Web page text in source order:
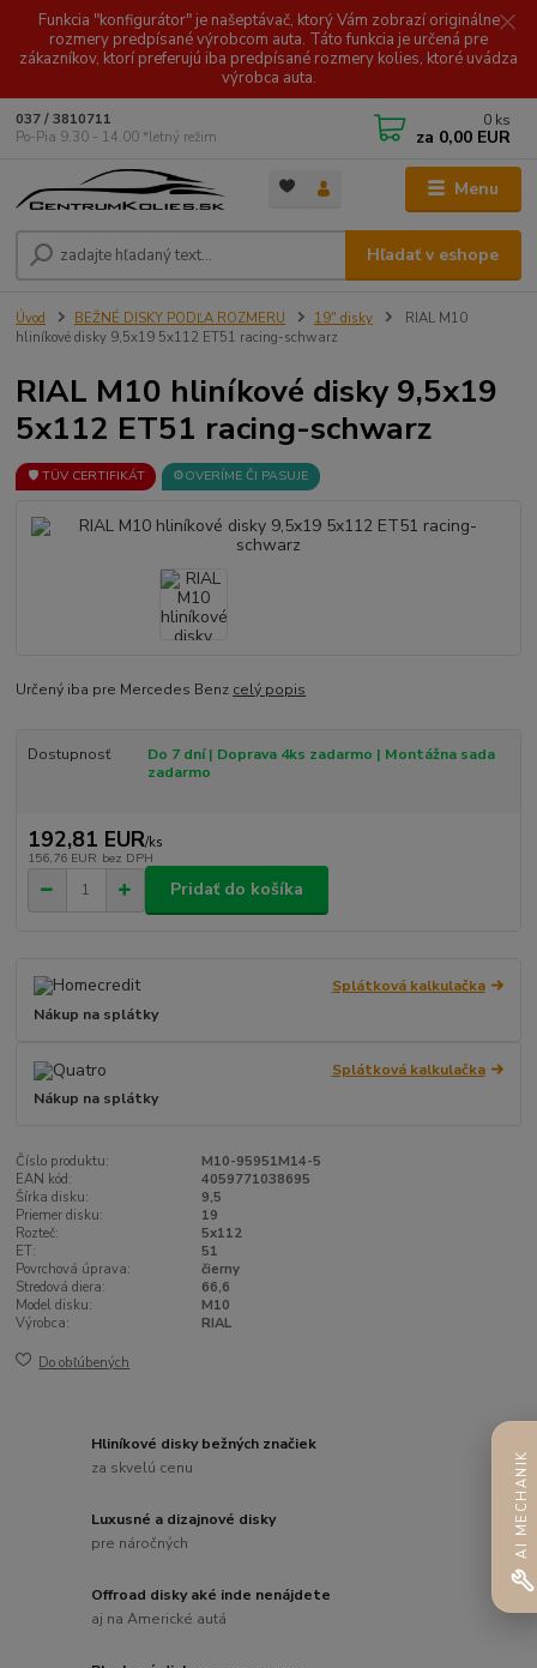
Funkcia "konfigurátor" je našeptávač, ktorý Vám zobrazí originálne
rozmery predpísané výrobcom auta. Táto funkcia je určená pre
zákazníkov, ktorí preferujú iba predpísané rozmery kolies, ktoré uvádza
výrobca auta.
Menu
Hľadať v eshope
037 / 3810711
Po-Pia 9.30 - 14.00 *letný režim
0 ks
za 0,00 EUR
Úvod BEŽNÉ DISKY PODĽA ROZMERU 19" disky
RIAL M10
hliníkové disky 9,5x19 5x112 ET51 racing-schwarz
RIAL M10 hliníkové disky 9,5x19
5x112 ET51 racing-schwarz
🛡️ TÜV CERTIFIKÁT ⚙️OVERÍME ČI PASUJE
Určený iba pre Mercedes Benz celý popis
Dostupnosť
Do 7 dní | Doprava 4ks zadarmo | Montážna sada
zadarmo
192,81 EUR/ks
156,76 EUR bez DPH
Pridať do košíka
Splátková kalkulačka
Nákup na splátky
Splátková kalkulačka
Nákup na splátky
Číslo produktu:
M10-95951M14-5
EAN kód:
4059771038695
Šírka disku:
9,5
Priemer disku:
19
Rozteč:
5x112
ET:
51
Povrchová úprava:
čierny
Stredová diera:
66,6
Model disku:
M10
Výrobca:
RIAL
Do obľúbených
Hliníkové disky bežných značiek
za skvelú cenu
Luxusné a dizajnové disky
pre náročných
Offroad disky aké inde nenájdete
aj na Americké autá
AI MECHANIK